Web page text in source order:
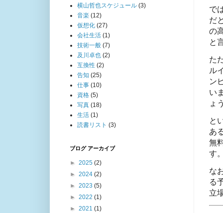
で
だ
の
と
た
ル
ン
い
ょ
と
あ
無
す
な
る
立
横山哲也スケジュール (3)
音楽 (12)
仮想化 (27)
会社生活 (1)
技術一般 (7)
及川卓也 (2)
互換性 (2)
告知 (25)
仕事 (10)
資格 (5)
写真 (18)
生活 (1)
読書リスト (3)
ブログ アーカイブ
► 2025 (2)
► 2024 (2)
► 2023 (5)
► 2022 (1)
► 2021 (1)